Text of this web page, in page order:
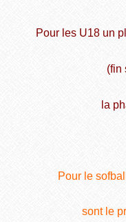
Pour les U18 un
(fin
la
Pour le
sont le